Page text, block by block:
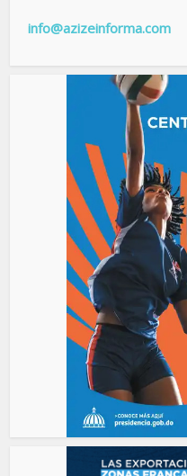
info@azizeinforma.com